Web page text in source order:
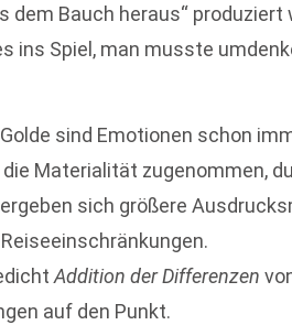
dem Bauch heraus“
ins Spiel, man musste
sind Emotionen schon
Materialität zugenommen,
sich größere
Addition der Differenzen
auf den Punkt.